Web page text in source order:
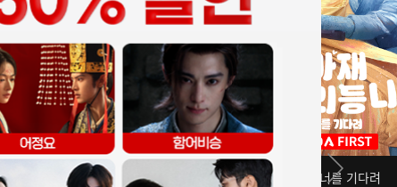
아재저리등니 : 너를 기다려